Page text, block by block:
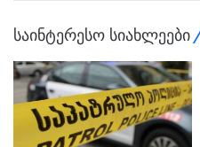
საინტერესო სიახლეები